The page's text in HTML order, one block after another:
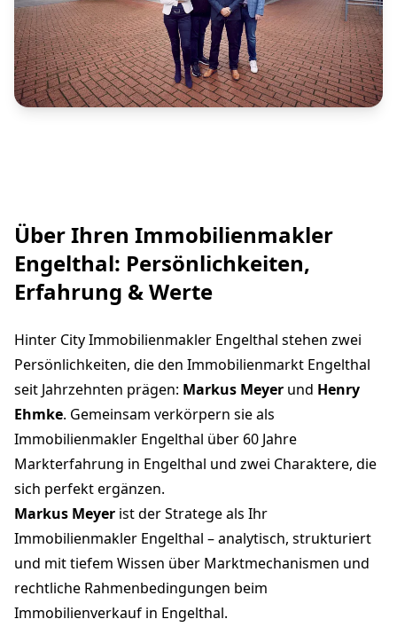
Über Ihren Immobilienmakler
Engelthal: Persönlichkeiten,
Erfahrung & Werte
Hinter City Immobilienmakler Engelthal stehen zwei
Persönlichkeiten, die den Immobilienmarkt Engelthal
seit Jahrzehnten prägen: Markus Meyer und Henry
Ehmke. Gemeinsam verkörpern sie als
Immobilienmakler Engelthal über 60 Jahre
Markterfahrung in Engelthal und zwei Charaktere, die
sich perfekt ergänzen.
Markus Meyer ist der Stratege als Ihr
Immobilienmakler Engelthal – analytisch, strukturiert
und mit tiefem Wissen über Marktmechanismen und
rechtliche Rahmenbedingungen beim
Immobilienverkauf in Engelthal.